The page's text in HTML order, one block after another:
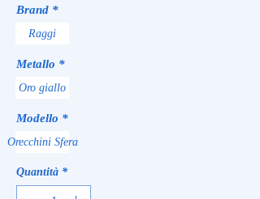
Brand *
Raggi
Metallo *
Oro giallo
Modello *
Orecchini Sfera
Quantità *